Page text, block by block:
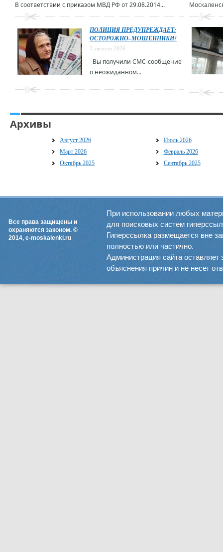
В соответствии с приказом МВД РФ от 29.08.2014...
ПОЛИЦИЯ ПРЕДУПРЕЖДАЕТ:
ОСТОРОЖНО–МОШЕННИКИ!
3 августа 2026
Вы получили СМС-сообщение
о неожиданном...
Архивы
Август 2026
Июль 2026
Март 2026
Февраль 2026
Октябрь 2025
Сентябрь 2025
Все права защищены и
охраняются законом. ©
2014, e-moskalenki.ru
При использовании любых
для поисковых систем
Гиперссылка размещается вне
полностью или частично.
Администрация сайта оставляет
объяснения причин и не несет